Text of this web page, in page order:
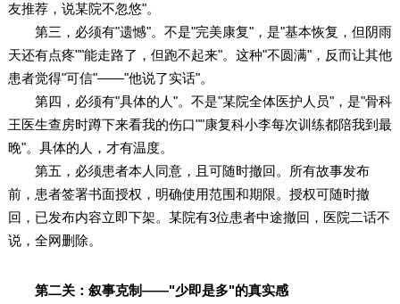
友推荐，说某院不忽悠"。
第三，必须有"遗憾"。不是"完美康复"，是"基本恢复，但阴雨
天还有点疼""能走路了，但跑不起来"。这种"不圆满"，反而让其他
患者觉得"可信"——"他说了实话"。
第四，必须有"具体的人"。不是"某院全体医护人员"，是"骨科
王医生查房时蹲下来看我的伤口""康复科小李每次训练都陪我到最
晚"。具体的人，才有温度。
第五，必须患者本人同意，且可随时撤回。所有故事发布
前，患者签署书面授权，明确使用范围和期限。授权可随时撤
回，已发布内容立即下架。某院有3位患者中途撤回，医院二话不
说，全网删除。
第二关：叙事克制——"少即是多"的真实感